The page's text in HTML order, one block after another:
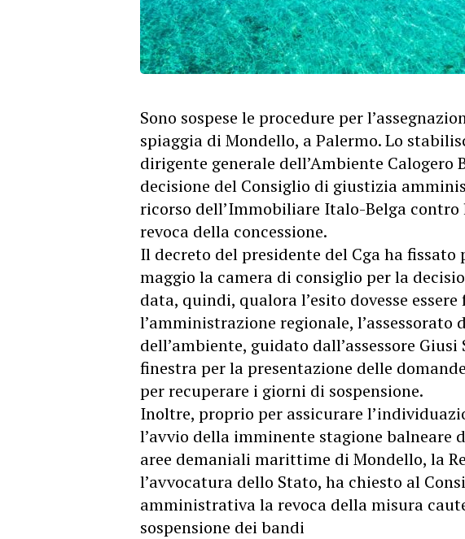
Sono sospese le procedure per
spiaggia di Mondello, a Palermo. Lo
dirigente generale dell’Ambiente
decisione del Consiglio di giustizia
ricorso dell’Immobiliare Italo-Belga contro
revoca della concessione.
Il decreto del presidente del Cga ha fissato
maggio la camera di consiglio per la
data, quindi, qualora l’esito dovesse
l’amministrazione regionale, l’assessorato
dell’ambiente, guidato dall’assessore
finestra per la presentazione delle
per recuperare i giorni di sospensione.
Inoltre, proprio per assicurare
l’avvio della imminente stagione balneare
aree demaniali marittime di Mondello, la
l’avvocatura dello Stato, ha chiesto al
amministrativa la revoca della misura
sospensione dei bandi